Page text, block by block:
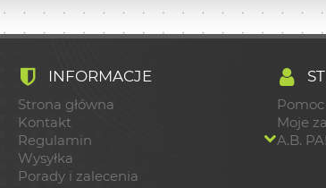
INFORMACJE
Strona główna
Kontakt
Regulamin
Wysyłka
Porady i zalecenia
Pomoc
Moje
A.B.